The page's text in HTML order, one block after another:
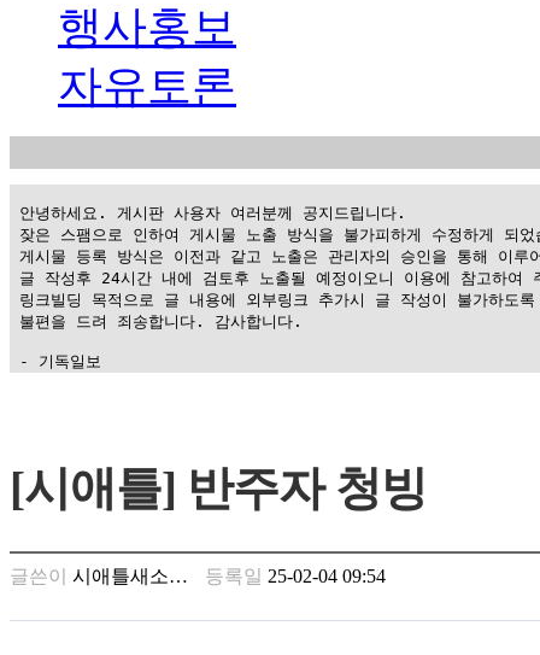
행사홍보
자유토론
안녕하세요. 게시판 사용자 여러분께 공지드립니다.
잦은 스팸으로 인하여 게시물 노출 방식을 불가피하게 수정하게 되었
게시물 등록 방식은 이전과 같고 노출은 관리자의 승인을 통해 이루
글 작성후 24시간 내에 검토후 노출될 예정이오니 이용에 참고하여
링크빌딩 목적으로 글 내용에 외부링크 추가시 글 작성이 불가하도
불편을 드려 죄송합니다. 감사합니다.
- 기독일보
남
찾
은
꼴
크
[시애틀] 반주자 청빙
글쓴이 시애틀새소… 등록일 25-02-04 09:54